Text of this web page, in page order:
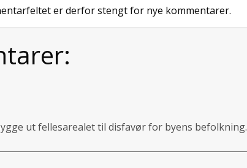
er derfor stengt for nye kommentarer.
ut fellesarealet til disfavør for byens befolkning.